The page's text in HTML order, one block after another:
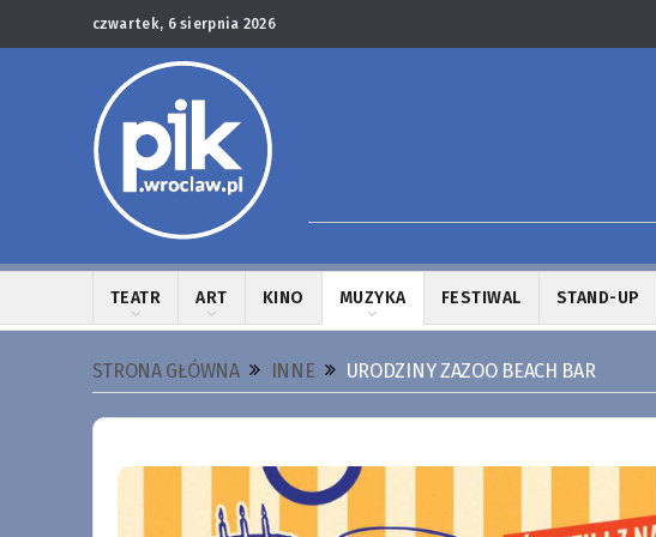
czwartek, 6 sierpnia 2026
TEATR ART KINO MUZYKA FESTIWAL STAND-UP
STRONA GŁÓWNA INNE URODZINY ZAZOO BEACH BAR